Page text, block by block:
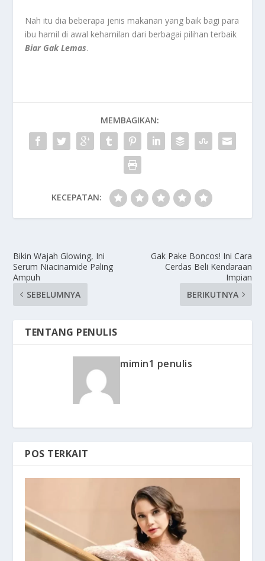
Nah itu dia beberapa jenis makanan yang baik bagi para
ibu hamil di awal kehamilan dari berbagai pilihan terbaik
Biar Gak Lemas.
MEMBAGIKAN:
KECEPATAN:
Bikin Wajah Glowing, Ini
Serum Niacinamide Paling
Ampuh
SEBELUMNYA
Gak Pake Boncos! Ini Cara
Cerdas Beli Kendaraan
Impian
BERIKUTNYA
TENTANG PENULIS
mimin1 penulis
POS TERKAIT